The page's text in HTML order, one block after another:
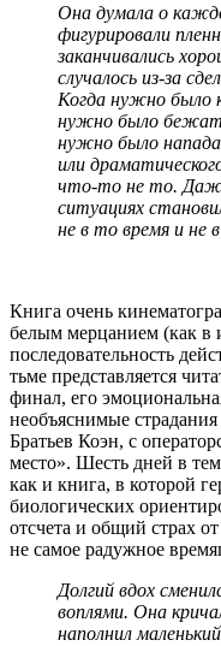
Она думала о
фигурировали
заканчивались
случалось из-за
Когда нужно было
нужно было
нужно было
или
что-то не то.
ситуациях
не в то время и не
Книга очень
белым мерцанием (как в
последовательность
тьме представляется
финал, его
необъяснимые
Братьев Коэн, с
место». Шесть дней в
как и книга, в которой
биологических
отсчета и общий страх
не самое радужное
Долгий вдох
воплями. Она
наполнил